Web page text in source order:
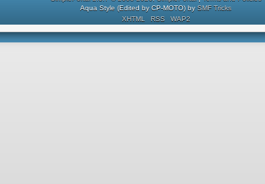
Aqua Style (Edited by CP-MOTO) by SMF Tricks
XHTML
RSS WAP2